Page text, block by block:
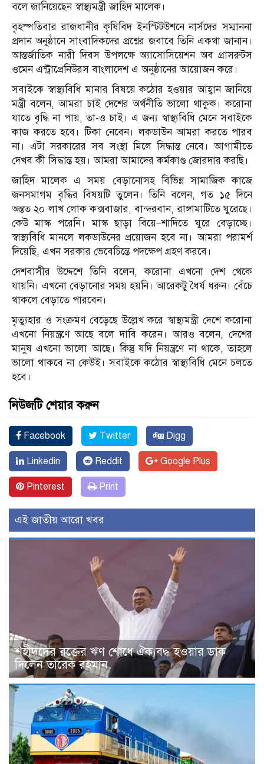
বলে জানিয়েছেন স্বাস্থ্যমন্ত্রী জাহিদ মালেক।
বৃহস্পতিবার রাজধানীর কৃষিবিদ ইনস্টিটউশনে নার্সদের সম্মাননা
প্রদান অনুষ্ঠানে সাংবাদিকদের প্রশ্নের জবাবে তিনি একথা জানান।
আন্তর্জাতিক নারী দিবস উপলক্ষে অ্যাসোসিয়েশন অব গ্রাসরুটস
ওমেন এন্ট্রাপ্রেনিউরস বাংলাদেশ এ অনুষ্ঠানের আয়োজন করে।
সবাইকে স্বাস্থ্যবিধি মানার বিষয়ে কঠোর হওয়ার আহ্বান জানিয়ে
মন্ত্রী বলেন, আমরা চাই দেশের অর্থনীতি ভালো থাকুক। করোনা
যাতে বৃদ্ধি না পায়, তা-ও চাই। এ জন্য স্বাস্থ্যবিধি মেনে সবাইকে
কাজ করতে হবে। টিকা নেবেন। লকডাউন আমরা করতে পারব
না। এটা সরকারের সব সংস্থা মিলে সিদ্ধান্ত নেবে। আগামীতে
দেখব কী সিদ্ধান্ত হয়। আমরা আমাদের কর্মকাণ্ড জোরদার করছি।
জাহিদ মালেক এ সময় বেড়ানোসহ বিভিন্ন সামাজিক কাজে
জনসমাগম বৃদ্ধির বিষয়টি তুলেন। তিনি বলেন, গত ১৫ দিনে
অন্তত ২০ লাখ লোক কক্সবাজার, বান্দরবান, রাঙ্গামাটিতে ঘুরেছে।
কেউ মাস্ক পরেনি। মাস্ক ছাড়া বিয়ে–শাদিতে ঘুরে বেড়াচ্ছে।
স্বাস্থ্যবিধি মানলে লকডাউনের প্রয়োজন হবে না। আমরা পরামর্শ
দিয়েছি, এখন সরকার ভেবেচিন্তে পদক্ষেপ গ্রহণ করবে।
দেশবাসীর উদ্দেশে তিনি বলেন, করোনা এখনো দেশ থেকে
যায়নি। এখনো বেড়ানোর সময় হয়নি। আরেকটু ধৈর্য ধরুন। বেঁচে
থাকলে বেড়াতে পারবেন।
মৃত্যুহার ও সংক্রমণ বেড়েছে উল্লেখ করে স্বাস্থ্যমন্ত্রী দেশে করোনা
এখনো নিয়ন্ত্রণে আছে বলে দাবি করেন। আরও বলেন, দেশের
মানুষ এখনো ভালো আছে। কিন্তু যদি নিয়ন্ত্রণে না থাকে, তাহলে
ভালো থাকবে না কেউই। সবাইকে কঠোর স্বাস্থ্যবিধি মেনে চলতে
হবে।
নিউজটি শেয়ার করুন
Facebook Twitter Digg
Linkedin Reddit Google Plus
Pinterest Print
এই জাতীয় আরো খবর
শহীদদের রক্তের ঋণ শোধে ঐক্যবদ্ধ হওয়ার ডাক
দিলেন তারেক রহমান